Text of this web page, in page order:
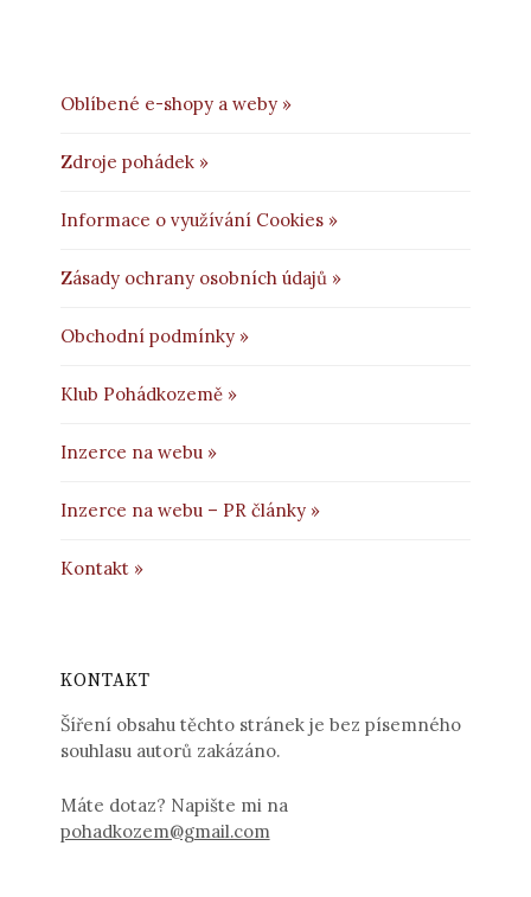
Oblíbené e-shopy a weby »
Zdroje pohádek »
Informace o využívání Cookies »
Zásady ochrany osobních údajů »
Obchodní podmínky »
Klub Pohádkozemě »
Inzerce na webu »
Inzerce na webu – PR články »
Kontakt »
KONTAKT
Šíření obsahu těchto stránek je bez písemného
souhlasu autorů zakázáno.
Máte dotaz? Napište mi na
pohadkozem@gmail.com